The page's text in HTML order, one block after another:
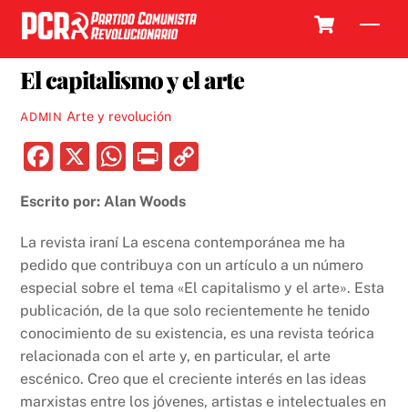
Skip
content
El capitalismo y el arte
ADMIN Arte y revolución
F
c
e
b
o
o
k
X
W
at
s
A
p
p
P
nt
y
Li
n
k
Escrito por: Alan Woods
La revista iraní La escena contemporánea me ha
pedido que contribuya con un artículo a un número
especial sobre el tema «El capitalismo y el arte». Esta
publicación, de la que solo recientemente he tenido
conocimiento de su existencia, es una revista teórica
relacionada con el arte y, en particular, el arte
escénico. Creo que el creciente interés en las ideas
marxistas entre los jóvenes, artistas e intelectuales en